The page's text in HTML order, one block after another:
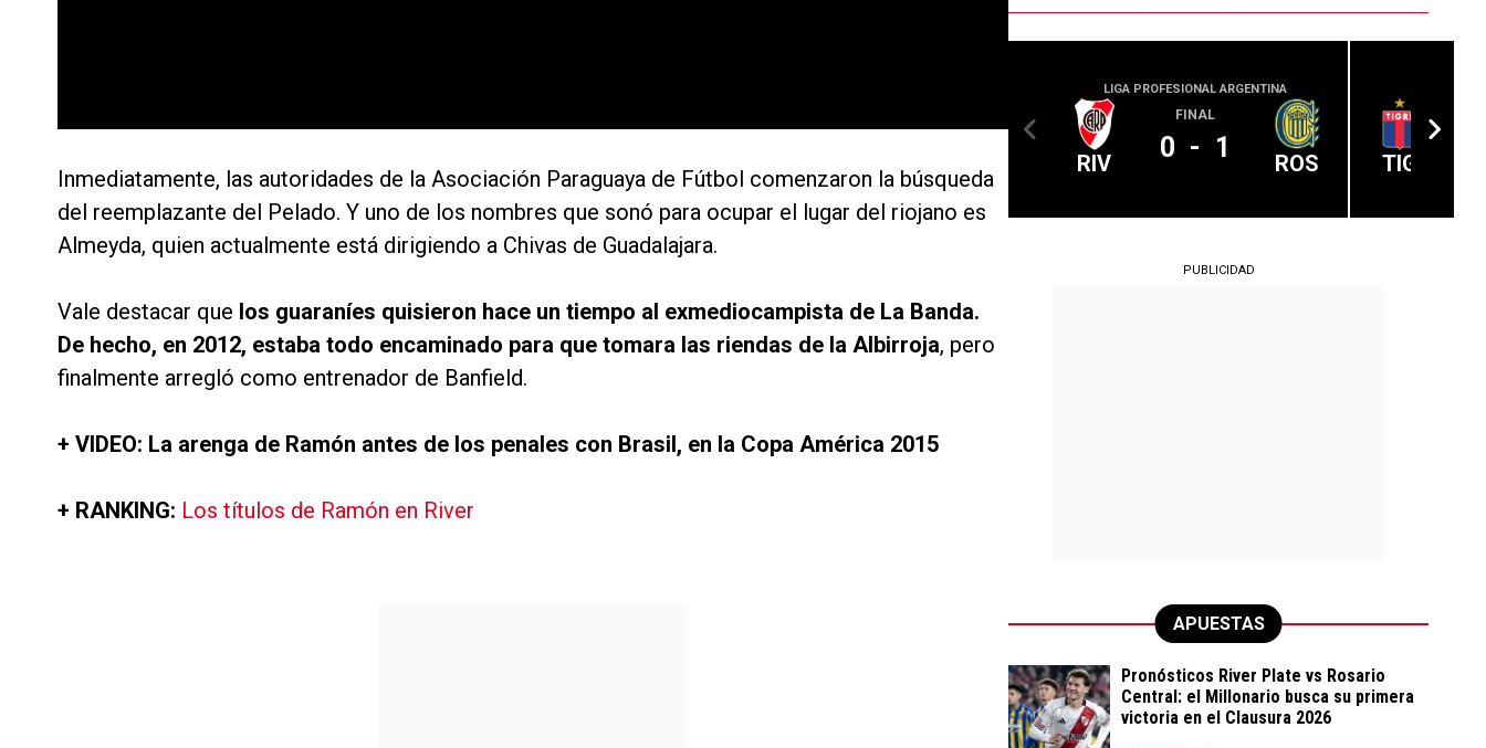
Inmediatamente, las autoridades de la Asociación Paraguaya de Fútbol comenzaron la búsqueda
del reemplazante del Pelado. Y uno de los nombres que sonó para ocupar el lugar del riojano es
Almeyda, quien actualmente está dirigiendo a Chivas de Guadalajara.
Vale destacar que los guaraníes quisieron hace un tiempo al exmediocampista de La Banda.
De hecho, en 2012, estaba todo encaminado para que tomara las riendas de la Albirroja, pero
finalmente arregló como entrenador de Banfield.
+ VIDEO: La arenga de Ramón antes de los penales con Brasil, en la Copa América 2015
+ RANKING: Los títulos de Ramón en River
LIGA PROFESIONAL ARGENTINA
RIV
FINAL
0 - 1 ROS TIG
PUBLICIDAD
APUESTAS
Pronósticos River Plate vs Rosario
Central: el Millonario busca su primera
victoria en el Clausura 2026